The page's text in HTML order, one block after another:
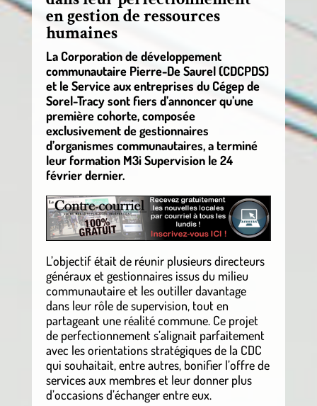
en gestion de ressources
humaines
La Corporation de développement
communautaire Pierre-De Saurel (CDCPDS)
et le Service aux entreprises du Cégep de
Sorel-Tracy sont fiers d’annoncer qu’une
première cohorte, composée
exclusivement de gestionnaires
d’organismes communautaires, a terminé
leur formation M3i Supervision le 24
février dernier.
L’objectif était de réunir plusieurs directeurs
généraux et gestionnaires issus du milieu
communautaire et les outiller davantage
dans leur rôle de supervision, tout en
partageant une réalité commune. Ce projet
de perfectionnement s’alignait parfaitement
avec les orientations stratégiques de la CDC
qui souhaitait, entre autres, bonifier l’offre de
services aux membres et leur donner plus
d’occasions d’échanger entre eux.